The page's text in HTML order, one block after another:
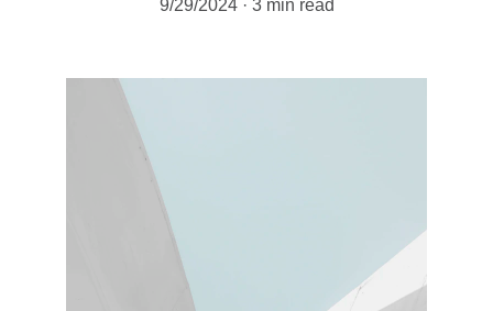
9/29/2024
3 min read